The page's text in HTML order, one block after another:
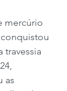
mercúrio
travessia
as